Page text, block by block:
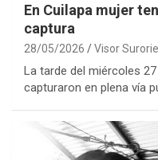
En Cuilapa mujer
captura
28/05/2026 Visor
La tarde del miércoles
capturaron en plena vía